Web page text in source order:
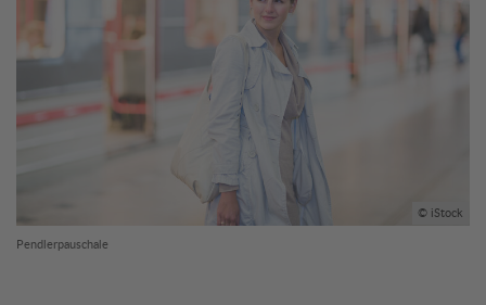
© iStock
Pendlerpauschale